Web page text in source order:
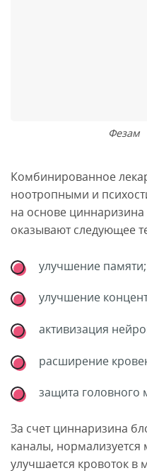
Фезам
Комбинированное
ноотропными и
на основе
оказывают следующее
улучшение памяти;
улучшение
активизация
расширение
защита головного
За счет циннаризина
каналы,
улучшается кровоток в